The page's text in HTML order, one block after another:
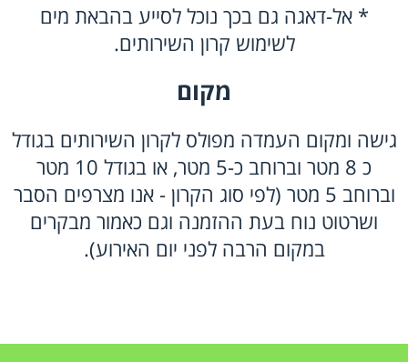
* אל-דאגה גם בכך נוכל לסייע בהבאת מים
לשימוש קרון השירותים.
מקום
גישה ומקום העמדה מפולס לקרון השירותים בגודל
כ 8 מטר וברוחב כ-5 מטר, או בגודל 10 מטר
וברוחב 5 מטר (לפי סוג הקרון - אנו מצרפים הסבר
ושרטוט נוח בעת ההזמנה וגם כאמור מבקרים
במקום הרבה לפני יום האירוע).